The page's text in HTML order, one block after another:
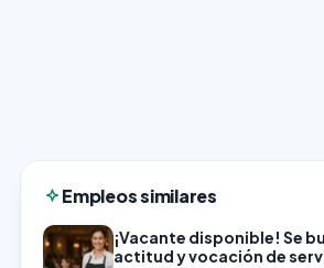
Empleos similares
¡Vacante disponible! Se
actitud y vocación de